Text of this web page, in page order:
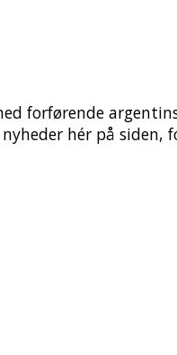
forførende
hér på siden,